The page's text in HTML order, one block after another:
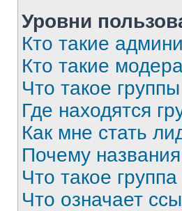
Уровни
Кто такие
Кто такие
Что такое
Где находятся
Как мне стать
Почему
Что такое
Что означает